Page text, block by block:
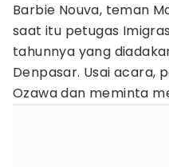
Barbie Nouva, teman
saat itu petugas
tahunnya yang
Denpasar. Usai acara,
Ozawa dan meminta